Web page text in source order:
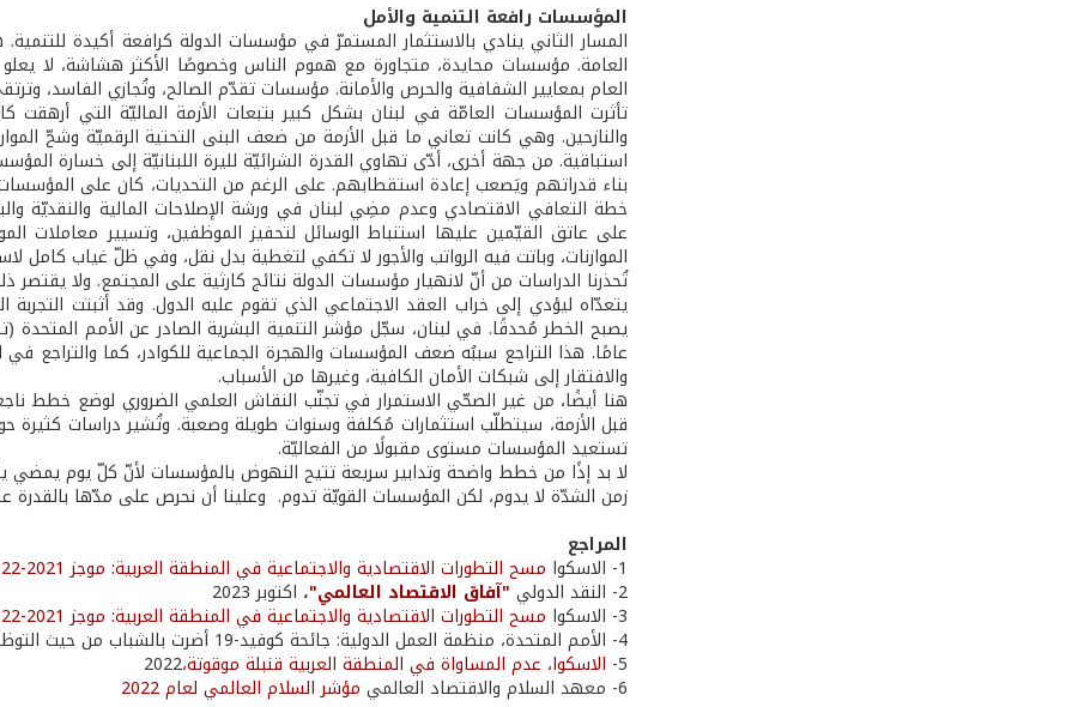
المؤسسات رافعة التنمية والأمل
المسار الثاني ينادي بالاستثمار المستمرّ في مؤسسات الدولة كرافعة أكيدة
العامة. مؤسسات محايدة، متجاورة مع هموم الناس وخصوصًا الأكثر هشاشة، لا
العام بمعايير الشفافية والحرص والأمانة. مؤسسات تقدّم الصالح، وتُجازي الفاسد،
تأثرت المؤسسات العامّة في لبنان بشكل كبير بتبعات الأزمة الماليّة التي
والنازحين. وهي كانت تعاني ما قبل الأزمة من ضعف البنى التحتية الرقميّة وشحّ
استباقية. من جهة أخرى، أدّى تهاوي القدرة الشرائيّة لليرة اللبنانيّة إلى خسارة
بناء قدراتهم ويَصعب إعادة استقطابهم. على الرغم من التحديات، كان على
خطة التعافي الاقتصادي وعدم مضِي لبنان في ورشة الإصلاحات المالية والنقديّة
على عاتق القيّمين عليها استنباط الوسائل لتحفيز الموظفين، وتسيير
الموازنات، وباتت فيه الرواتب والأجور لا تكفي لتغطية بدل نقل، وفي ظلّ غياب كامل
تُحذرنا الدراسات من أنّ لانهيار مؤسسات الدولة نتائج كارثية على المجتمع. ولا يقتصر
يتعدّاه ليؤدي إلى خراب العقد الاجتماعي الذي تقوم عليه الدول. وقد أثبتت التجربة
عامًا. هذا التراجع سببُه ضعف المؤسسات والهجرة الجماعية للكوادر، كما والتراجع
والافتقار إلى شبكات الأمان الكافية، وغيرها من الأسباب.
هنا أيضًا، من غير الصحّي الاستمرار في تجنّب النقاش العلمي الضروري لوضع خطط
تستعيد المؤسسات مستوى مقبولًا من الفعاليّة.
لا بد إذًا من خطط واضحة وتدابير سريعة تتيح النهوض بالمؤسسات لأنّ كلّ يوم يمضي
زمن الشدّة لا يدوم، لكن المؤسسات القويّة تدوم. وعلينا أن نحرص على مدّها
المراجع
1- الاسكوا مسح التطورات الاقتصادية والاجتماعية في المنطقة العربية: موجز 2021-2022
2- النقد الدولي "آفاق الاقتصاد العالمي"، اكتوبر 2023
3- الاسكوا مسح التطورات الاقتصادية والاجتماعية في المنطقة العربية: موجز 2021-2022
4- الأمم المتحدة، منظمة العمل الدولية: جائحة كوفيد-19 أضرت بالشباب من حيث التوظيف أكثر من أي فئة عمرية أخرى، 2022
5- الاسكوا، عدم المساواة في المنطقة العربية قنبلة موقوتة،2022
6- معهد السلام والاقتصاد العالمي مؤشر السلام العالمي لعام 2022